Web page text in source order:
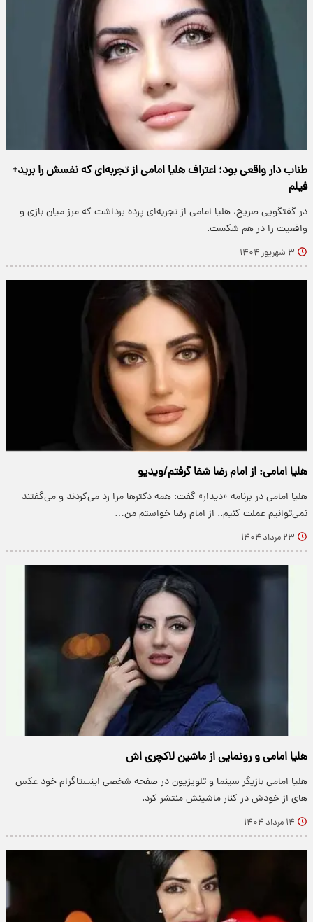
طناب دار واقعی بود؛ اعتراف هلیا امامی از تجربه‌ای که نفسش را برید+
فیلم
در گفتگویی صریح، هلیا امامی از تجربه‌ای پرده برداشت که مرز میان بازی و
واقعیت را در هم شکست.
۳ شهریور ۱۴۰۴
هلیا امامی: از امام رضا شفا گرفتم/ویدیو
هلیا امامی در برنامه «دیدار» گفت: همه دکترها مرا رد می‌کردند و می‌گفتند
نمی‌توانیم عملت کنیم.. از امام رضا خواستم من…
۲۳ مرداد ۱۴۰۴
هلیا امامی و رونمایی از ماشین لاکچری اش
هلیا امامی بازیگر سینما و تلویزیون در صفحه شخصی اینستاگرام خود عکس
های از خودش در کنار ماشینش منتشر کرد.
۱۴ مرداد ۱۴۰۴